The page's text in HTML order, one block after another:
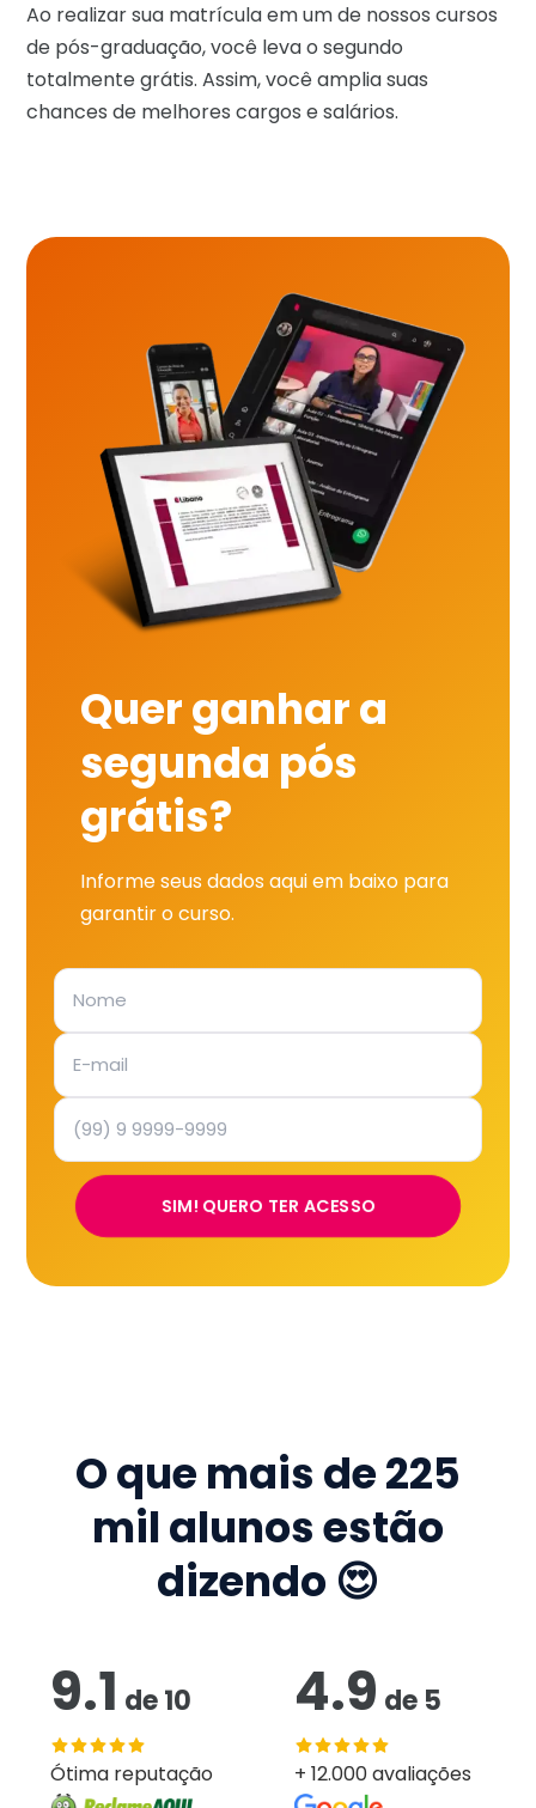
Ao realizar sua matrícula em um de nossos cursos
de pós-graduação, você leva o segundo
totalmente grátis. Assim, você amplia suas
chances de melhores cargos e salários.
Quer ganhar a
segunda pós
grátis?
Informe seus dados aqui em baixo para
garantir o curso.
SIM! QUERO TER ACESSO
O que mais de225
mil alunos estão
dizendo 😍
9.1 de10
Ótima reputação
4.9 de 5
+ 12.000 avaliações